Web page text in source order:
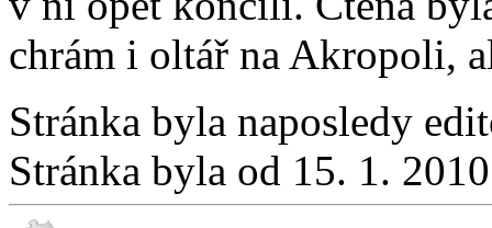
chrám i oltář na Akropoli,
Stránka byla naposledy
Stránka byla od 15. 1.